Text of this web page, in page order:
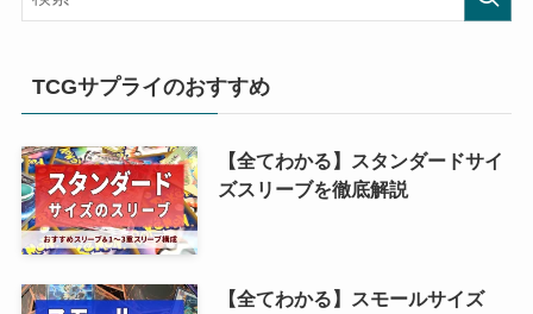
TCGサプライのおすすめ
【全てわかる】スタンダードサイ
ズスリーブを徹底解説
【全てわかる】スモールサイズ